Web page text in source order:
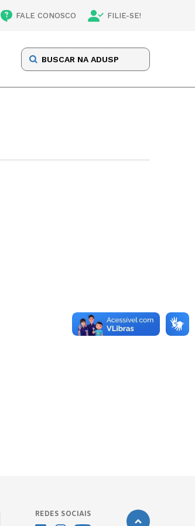
FALE CONOSCO FILIE-SE!
REDES SOCIAIS